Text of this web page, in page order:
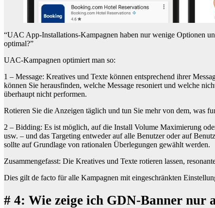
“UAC App-Installations-Kampagnen haben nur wenige Optionen
optimal?”
UAC-Kampagnen optimiert man so:
1 – Message: Kreatives und Texte können entsprechend ihrer
können Sie herausfinden, welche Message resoniert und welche
überhaupt nicht performen.
Rotieren Sie die Anzeigen täglich und tun Sie mehr von dem, was
2 – Bidding: Es ist möglich, auf die Install Volume Maximierung
usw. – und das Targeting entweder auf alle Benutzer oder auf
sollte auf Grundlage von rationalen Überlegungen gewählt werden.
Zusammengefasst: Die Kreatives und Texte rotieren lassen,
Dies gilt de facto für alle Kampagnen mit eingeschränkten
# 4: Wie zeige ich GDN-Banner nur